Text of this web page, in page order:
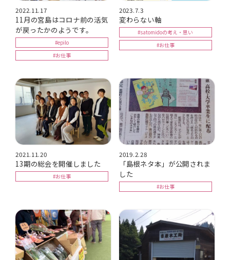
2022.11.17
11月の宮島はコロナ前の活気
が戻ったかのようです。
#epilo
#お仕事
2023.7.3
変わらない軸
#satomidoの考え・思い
#お仕事
2021.11.20
13期の総会を開催しました
#お仕事
2019.2.28
「島根ネタ本」が公開されま
した
#お仕事